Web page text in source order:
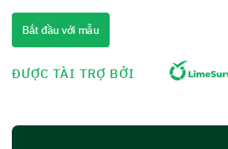
Would you like to designate
specific program?
Education Programs
Bắt đầu với mẫu
ĐƯỢC TÀI TRỢ BỞI